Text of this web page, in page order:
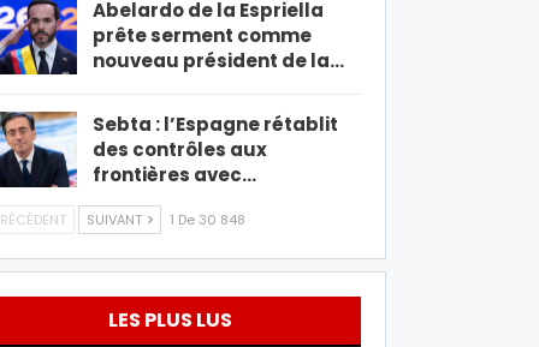
Abelardo de la Espriella
prête serment comme
nouveau président de la…
Sebta : l’Espagne rétablit
des contrôles aux
frontières avec…
SUIVANT 1 De 30 848
LES PLUS LUS